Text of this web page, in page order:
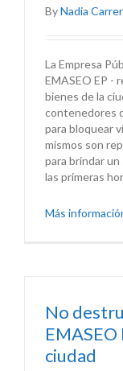
ByNadia
La Empresa
EMASEO EP -
bienes de la
contenedores
para bloquear
mismos son
para brindar
las primeras
Más
No
ciudad